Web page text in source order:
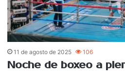
11 de agosto de 2025 106
Noche de boxeo a